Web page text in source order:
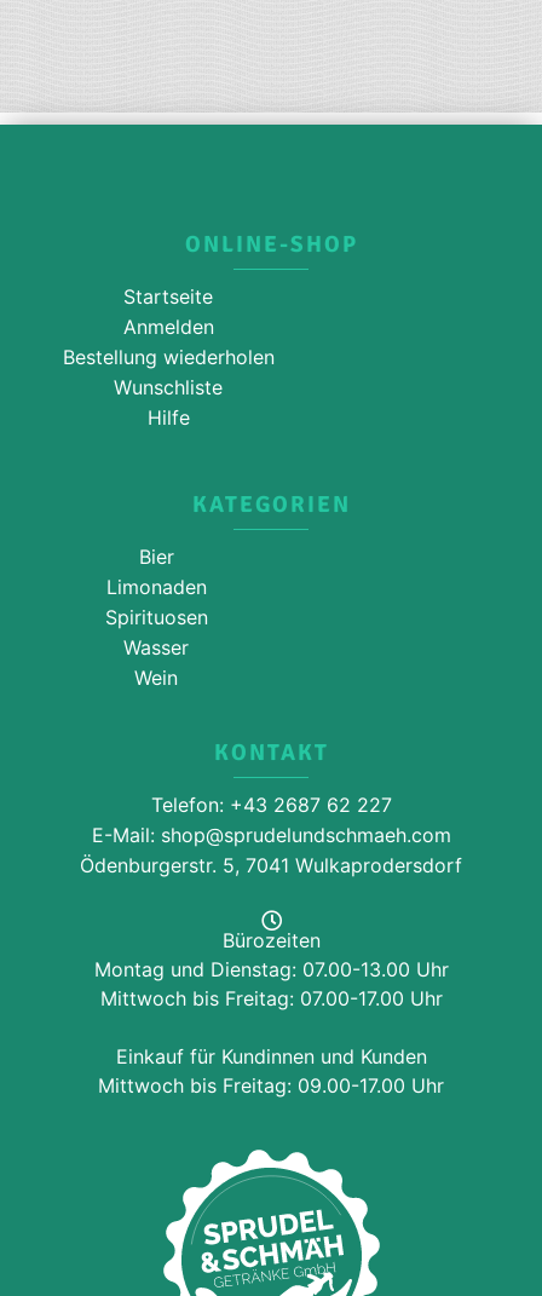
ONLINE-SHOP
Startseite
Anmelden
Bestellung wiederholen
Wunschliste
Hilfe
KATEGORIEN
Bier
Limonaden
Spirituosen
Wasser
Wein
KONTAKT
Telefon: +43 2687 62 227
E-Mail: shop@sprudelundschmaeh.com
Ödenburgerstr. 5, 7041 Wulkaprodersdorf
Bürozeiten
Montag und Dienstag: 07.00-13.00 Uhr
Mittwoch bis Freitag: 07.00-17.00 Uhr
Einkauf für Kundinnen und Kunden
Mittwoch bis Freitag: 09.00-17.00 Uhr